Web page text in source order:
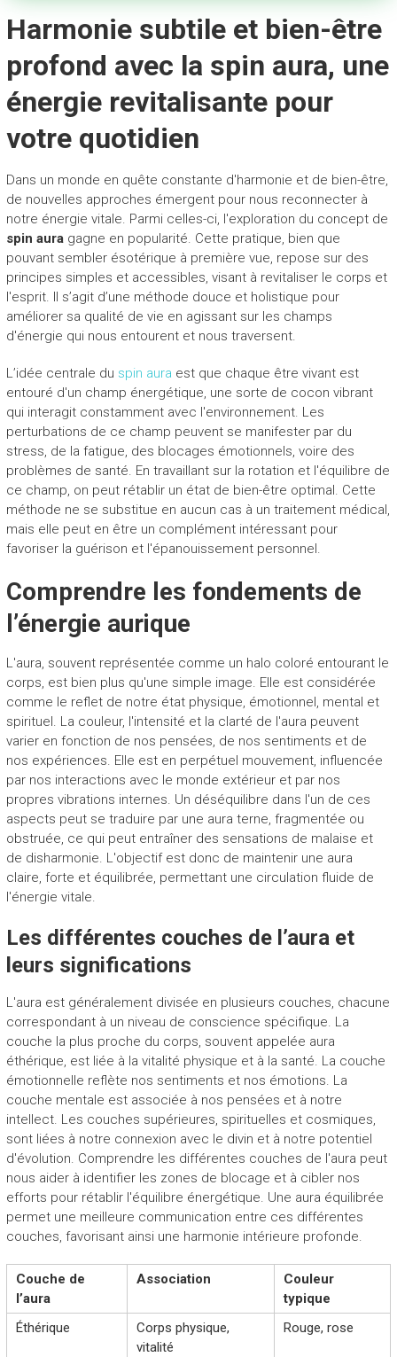
Harmonie subtile et bien-être
profond avec la spin aura, une
énergie revitalisante pour
votre quotidien
Dans un monde en quête constante d'harmonie et de bien-être,
de nouvelles approches émergent pour nous reconnecter à
notre énergie vitale. Parmi celles-ci, l'exploration du concept de
spin auragagne en popularité. Cette pratique, bien que
pouvant sembler ésotérique à première vue, repose sur des
principes simples et accessibles, visant à revitaliser le corps et
l'esprit. Il s’agit d’une méthode douce et holistique pour
améliorer sa qualité de vie en agissant sur les champs
d'énergie qui nous entourent et nous traversent.
L’idée centrale du spin aura est que chaque être vivant est
entouré d'un champ énergétique, une sorte de cocon vibrant
qui interagit constamment avec l'environnement. Les
perturbations de ce champ peuvent se manifester par du
stress, de la fatigue, des blocages émotionnels, voire des
problèmes de santé. En travaillant sur la rotation et l'équilibre de
ce champ, on peut rétablir un état de bien-être optimal. Cette
méthode ne se substitue en aucun cas à un traitement médical,
mais elle peut en être un complément intéressant pour
favoriser la guérison et l'épanouissement personnel.
Comprendre les fondements de
l’énergie aurique
L'aura, souvent représentée comme un halo coloré entourant le
corps, est bien plus qu'une simple image. Elle est considérée
comme le reflet de notre état physique, émotionnel, mental et
spirituel. La couleur, l'intensité et la clarté de l'aura peuvent
varier en fonction de nos pensées, de nos sentiments et de
nos expériences. Elle est en perpétuel mouvement, influencée
par nos interactions avec le monde extérieur et par nos
propres vibrations internes. Un déséquilibre dans l'un de ces
aspects peut se traduire par une aura terne, fragmentée ou
obstruée, ce qui peut entraîner des sensations de malaise et
de disharmonie. L'objectif est donc de maintenir une aura
claire, forte et équilibrée, permettant une circulation fluide de
l'énergie vitale.
Les différentes couches de l’aura et
leurs significations
L'aura est généralement divisée en plusieurs couches, chacune
correspondant à un niveau de conscience spécifique. La
couche la plus proche du corps, souvent appelée aura
éthérique, est liée à la vitalité physique et à la santé. La couche
émotionnelle reflète nos sentiments et nos émotions. La
couche mentale est associée à nos pensées et à notre
intellect. Les couches supérieures, spirituelles et cosmiques,
sont liées à notre connexion avec le divin et à notre potentiel
d'évolution. Comprendre les différentes couches de l'aura peut
nous aider à identifier les zones de blocage et à cibler nos
efforts pour rétablir l'équilibre énergétique. Une aura équilibrée
permet une meilleure communication entre ces différentes
couches, favorisant ainsi une harmonie intérieure profonde.
Couche de
l’aura
Association
Couleur
typique
Éthérique
Corps physique,
vitalité
Rouge, rose